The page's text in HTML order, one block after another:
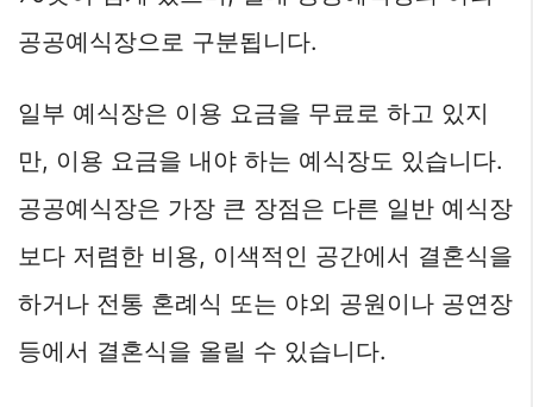
공공예식장으로 구분됩니다.
일부 예식장은 이용 요금을 무료로 하고 있지
만, 이용 요금을 내야 하는 예식장도 있습니다.
공공예식장은 가장 큰 장점은 다른 일반 예식장
보다 저렴한 비용, 이색적인 공간에서 결혼식을
하거나 전통 혼례식 또는 야외 공원이나 공연장
등에서 결혼식을 올릴 수 있습니다.